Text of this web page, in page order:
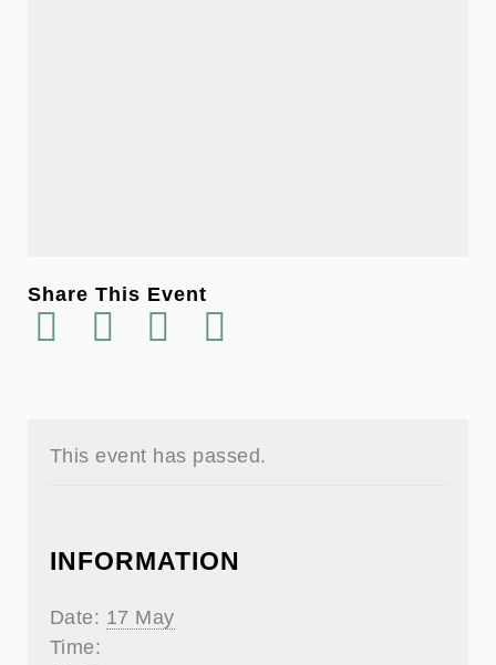
Share This Event
This event has passed.
INFORMATION
Date: 17 May
Time: